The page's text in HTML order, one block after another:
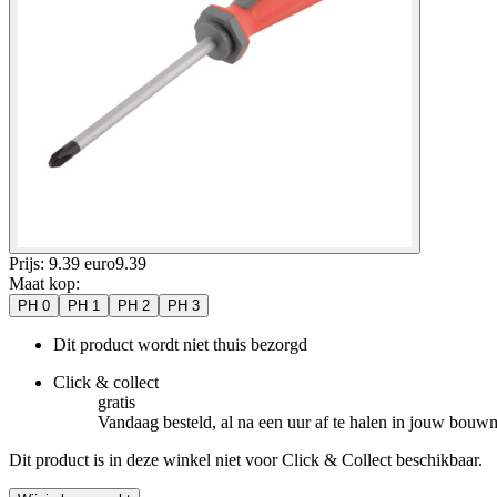
Prijs: 9.39 euro9.39
Maat kop:
PH 0 PH 1 PH 2 PH 3
Dit product wordt niet thuis bezorgd
Click & collect
gratis
Vandaag besteld, al na een uur af te halen in jouw
Dit product is in deze winkel niet voor Click & Collect beschikbaar.